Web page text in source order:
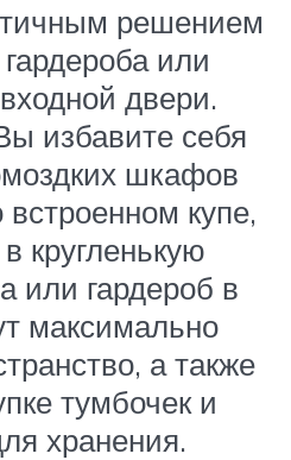
решением
или
двери.
избавите себя
шкафов
встроенном купе,
кругленькую
или гардероб в
максимально
а также
тумбочек и
хранения.